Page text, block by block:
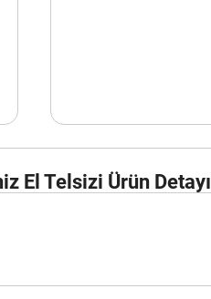
El Telsizi Ürün Detayı